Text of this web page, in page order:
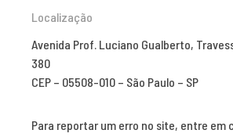
Localização
Avenida Prof. Luciano Gualberto,
380
CEP – 05508-010 – São Paulo – SP
Para reportar um erro no site, entre em